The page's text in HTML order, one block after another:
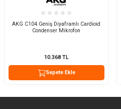
AKG C104 Geniş Diyaframlı Cardioid
Condenser Mikrofon
10.368TL
Sepete Ekle